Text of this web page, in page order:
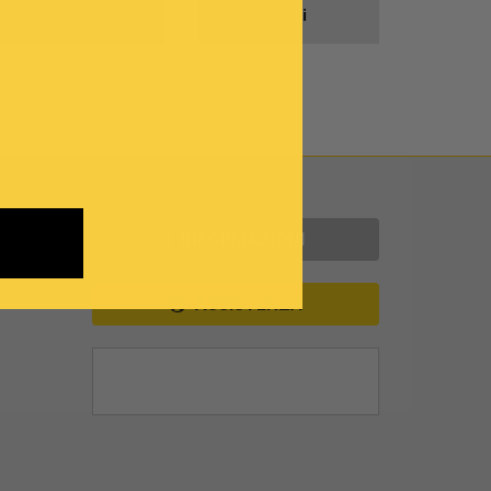
Generi
INFORMAZIONI